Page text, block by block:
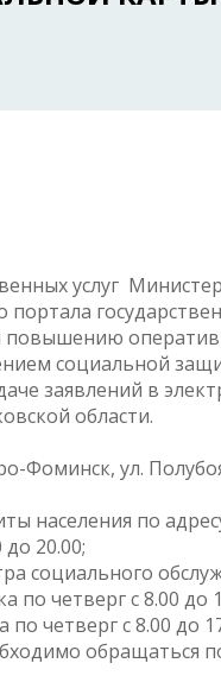
услуг
социальной
заявлений в
области.
Фоминск, ул.
населения по
20.00;
социального
четверг с 8.00 до
четверг с 8.00 до
обращаться